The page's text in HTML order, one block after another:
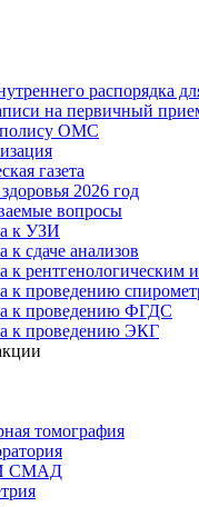
распорядка
на первичный
полису ОМС
газета
2026 год
вопросы
к УЗИ
к сдаче анализов
к рентгенологическим
к проведению
к проведению ФГДС
к проведению ЭКГ
томография
СМАД